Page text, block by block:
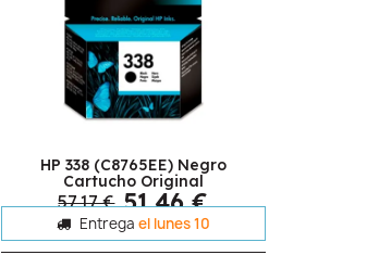
HP 338 (C8765EE) Negro
Cartucho Original
57,17 € 51,46 €
Entrega el lunes 10